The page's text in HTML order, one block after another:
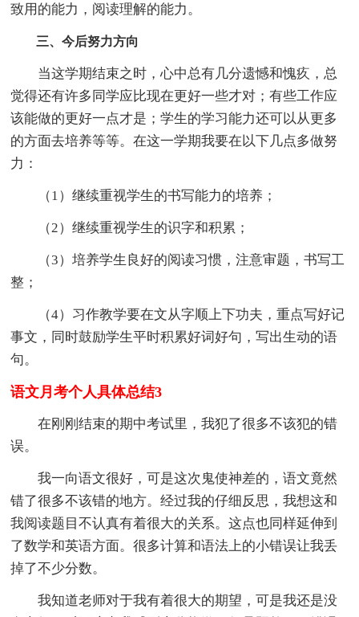
致用的能力，阅读理解的能力。
三、今后努力方向
当这学期结束之时，心中总有几分遗憾和愧疚，总
觉得还有许多同学应比现在更好一些才对；有些工作应
该能做的更好一点才是；学生的学习能力还可以从更多
的方面去培养等等。在这一学期我要在以下几点多做努
力：
（1）继续重视学生的书写能力的培养；
（2）继续重视学生的识字和积累；
（3）培养学生良好的阅读习惯，注意审题，书写工
整；
（4）习作教学要在文从字顺上下功夫，重点写好记
事文，同时鼓励学生平时积累好词好句，写出生动的语
句。
语文月考个人具体总结3
在刚刚结束的期中考试里，我犯了很多不该犯的错
误。
我一向语文很好，可是这次鬼使神差的，语文竟然
错了很多不该错的地方。经过我的仔细反思，我想这和
我阅读题目不认真有着很大的关系。这点也同样延伸到
了数学和英语方面。很多计算和语法上的小错误让我丢
掉了不少分数。
我知道老师对于我有着很大的期望，可是我还是没